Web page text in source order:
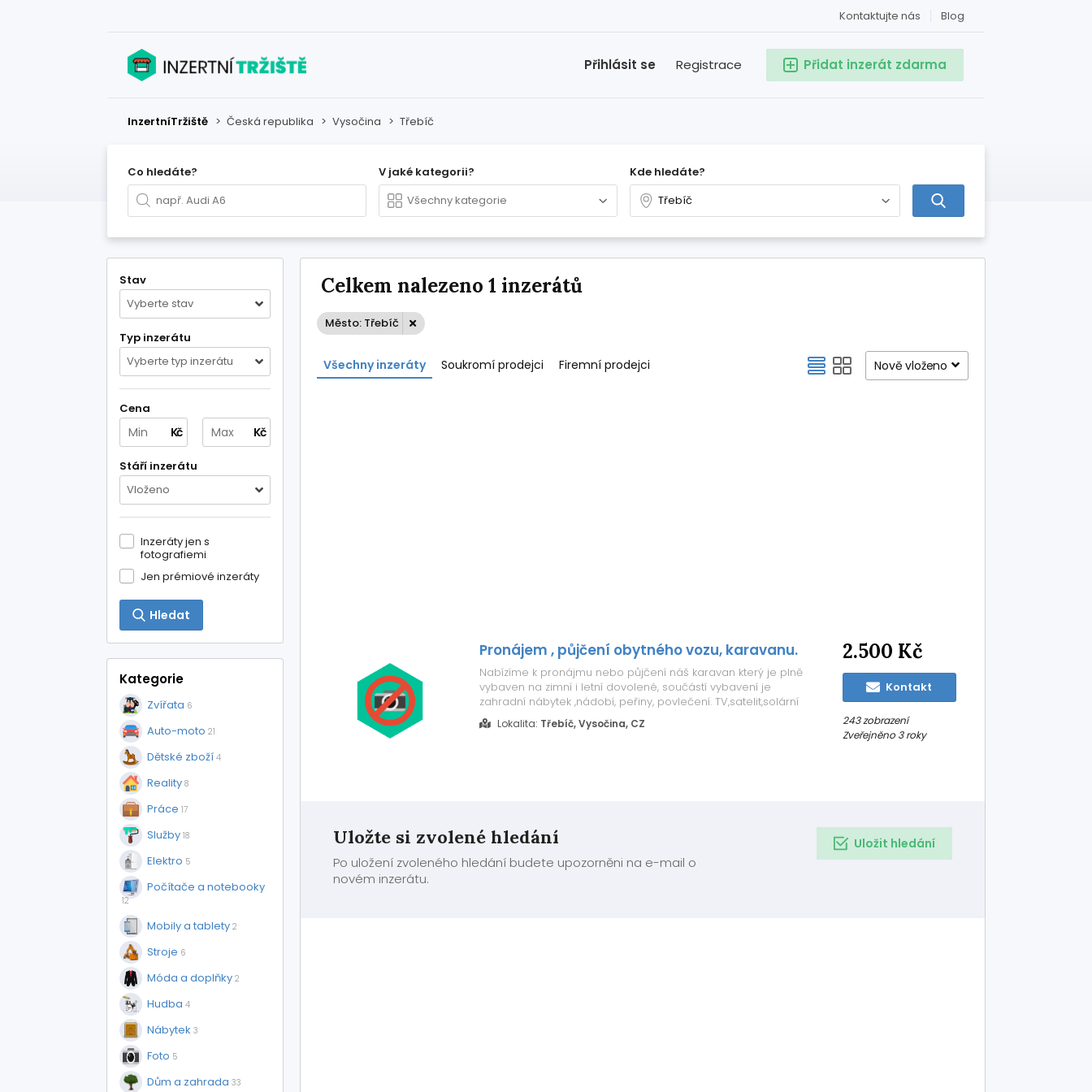
Blog
Kontaktujte nás
Přidat inzerát zdarma
Registrace
Přihlásit se
InzertníTržiště > Česká republika > Vysočina > Třebíč
Co hledáte? V jaké kategorii? Kde hledáte?
Stav
Vyberte stav
Typ inzerátu
Vyberte typ inzerátu
Cena
Kč Kč
Stáří inzerátu
Vloženo
Inzeráty jen s
fotografiemi
Jen prémiové inzeráty
Hledat
Kategorie
Zvířata 6
Auto-moto 21
Dětské zboží 4
Reality 8
Práce 17
Služby 18
Elektro 5
Počítače a notebooky
12
Mobily a tablety 2
Stroje 6
Móda a doplňky 2
Hudba 4
Nábytek 3
Foto 5
Dům a zahrada 33
Celkem nalezeno 1 inzerátů
Město: Třebíč
Všechny inzeráty Soukromí prodejci Firemní prodejci Nově vloženo
Pronájem , půjčení obytného vozu, karavanu.
Nabízíme k pronájmu nebo půjčení náš karavan který je plně
vybaven na zimní i letní dovolené, součástí vybavení je
zahradní nábytek ,nádobí, peřiny, povlečení. TV,satelit,solární
panel na ohřev teplé vody. Karavan je na spaní pro 4 / osoby.
Cena 2,500 Kč / den
Lokalita: Třebíč, Vysočina, CZ
2.500 Kč
Kontakt
243 zobrazení
Zveřejněno 3 roky
Uložte si zvolené hledání
Po uložení zvoleného hledání budete upozorněni na e-mail o
novém inzerátu.
Uložit hledání